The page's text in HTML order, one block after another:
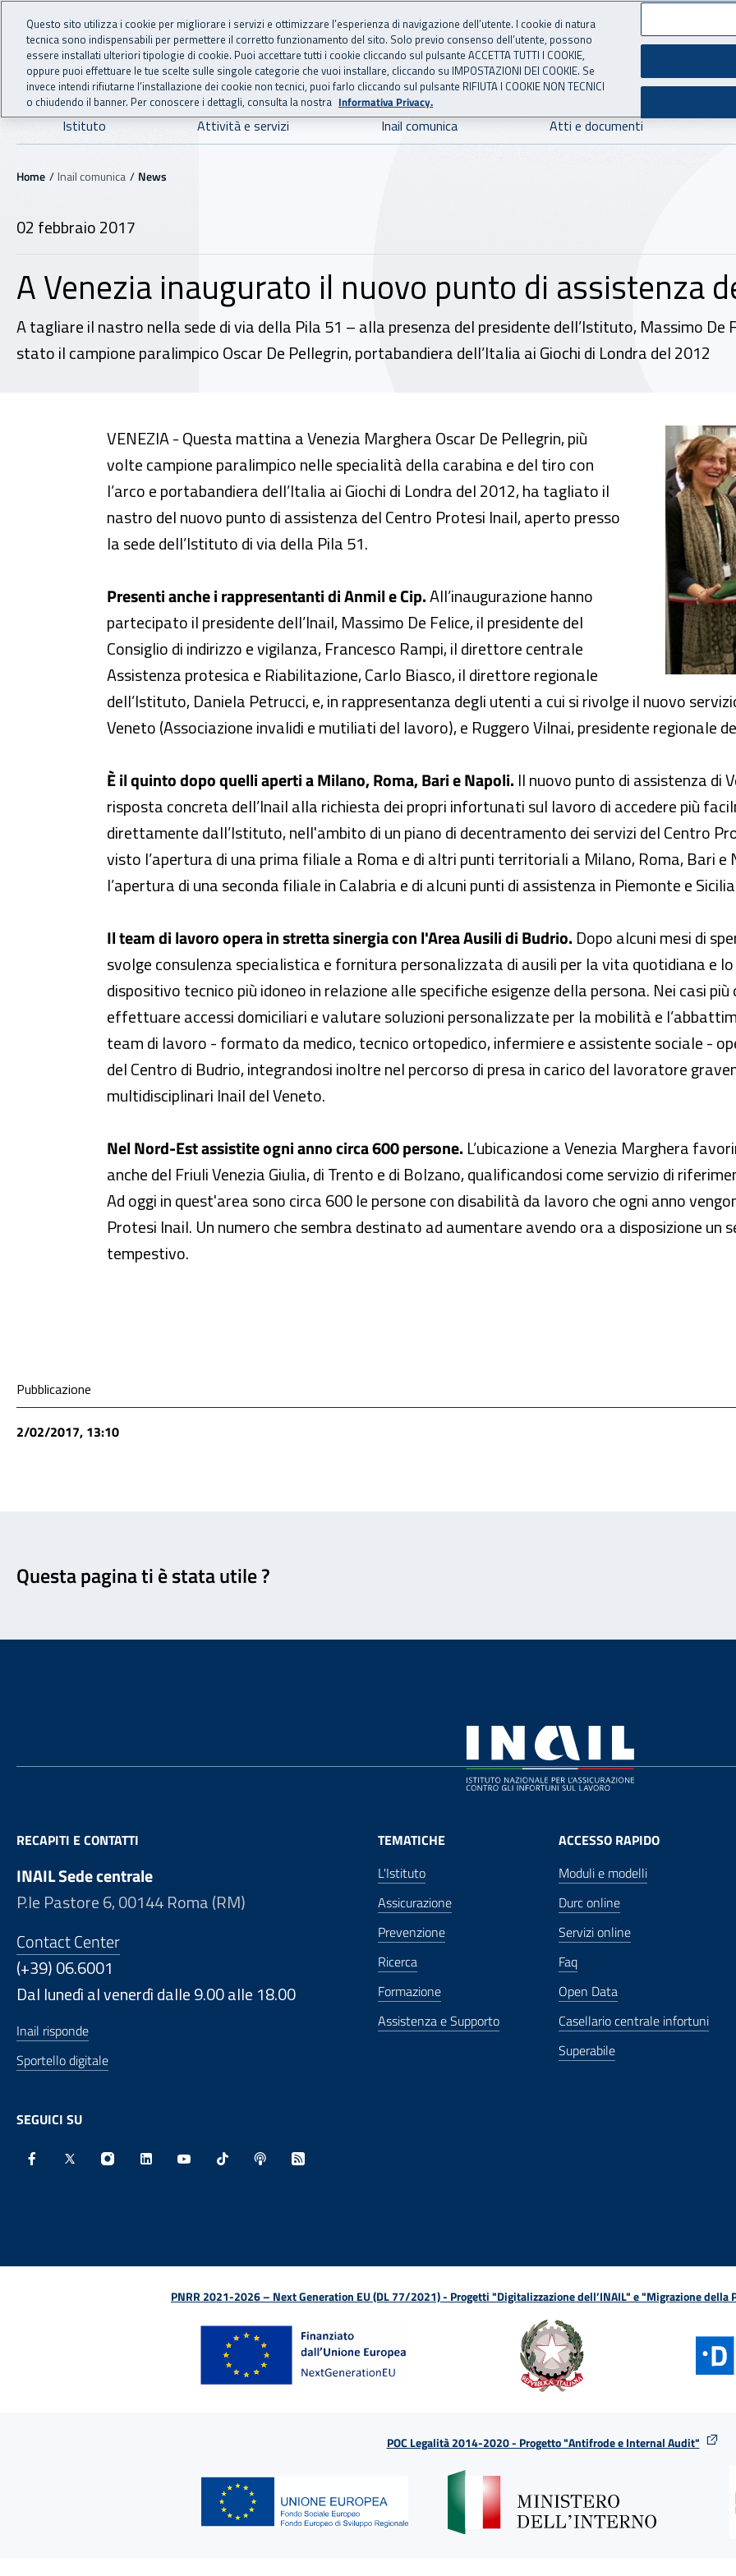
Vai al menu principale
Vai al contenuto principale
INAIL - Istituto Nazionale per l'Assicurazione
Navigazione principale
Istituto Attività e servizi Inail comunica Atti e documenti
Navigazione - Ti trovi in:
Home Inail comunica News
02 febbraio 2017
A Venezia inaugurato il nuovo punto di assistenza
A tagliare il nastro nella sede di via della Pila 51 – alla presenza del presidente dell’Istituto, Massimo De
stato il campione paralimpico Oscar De Pellegrin, portabandiera dell’Italia ai Giochi di Londra del 2012
A Venezia inaugurato il nuovo punto di assistenza del Centro Protesi Inail
VENEZIA - Questa mattina a Venezia Marghera Oscar De Pellegrin, più
volte campione paralimpico nelle specialità della carabina e del tiro con
l’arco e portabandiera dell’Italia ai Giochi di Londra del 2012, ha tagliato il
nastro del nuovo punto di assistenza del Centro Protesi Inail, aperto presso
la sede dell’Istituto di via della Pila 51.
Presenti anche i rappresentanti di Anmil e Cip.All’inaugurazione hanno
partecipato il presidente dell’Inail, Massimo De Felice, il presidente del
Consiglio di indirizzo e vigilanza, Francesco Rampi, il direttore centrale
Assistenza protesica e Riabilitazione, Carlo Biasco, il direttore regionale
dell’Istituto, Daniela Petrucci, e, in rappresentanza degli utenti a cui si rivolge il nuovo
Veneto (Associazione invalidi e mutiliati del lavoro), e Ruggero Vilnai, presidente regionale
È il quinto dopo quelli aperti a Milano, Roma, Bari e Napoli. Il nuovo punto di assistenza di
risposta concreta dell’Inail alla richiesta dei propri infortunati sul lavoro di accedere più
direttamente dall’Istituto, nell'ambito di un piano di decentramento dei servizi del Centro
visto l’apertura di una prima filiale a Roma e di altri punti territoriali a Milano, Roma, Bari e
l’apertura di una seconda filiale in Calabria e di alcuni punti di assistenza in Piemonte e
Il team di lavoro opera in stretta sinergia con l'Area Ausili di Budrio. Dopo alcuni mesi di
svolge consulenza specialistica e fornitura personalizzata di ausili per la vita quotidiana e
dispositivo tecnico più idoneo in relazione alle specifiche esigenze della persona. Nei casi
effettuare accessi domiciliari e valutare soluzioni personalizzate per la mobilità e
team di lavoro - formato da medico, tecnico ortopedico, infermiere e assistente sociale -
del Centro di Budrio, integrandosi inoltre nel percorso di presa in carico del lavoratore
multidisciplinari Inail del Veneto.
Nel Nord-Est assistite ogni anno circa 600 persone. L’ubicazione a Venezia Marghera
anche del Friuli Venezia Giulia, di Trento e di Bolzano, qualificandosi come servizio di
Ad oggi in quest'area sono circa 600 le persone con disabilità da lavoro che ogni anno
Protesi Inail. Un numero che sembra destinato ad aumentare avendo ora a disposizione un
tempestivo.
Condivisione social
Pubblicazione
2/02/2017, 13:10
Questa pagina ti è stata utile ?
RECAPITI E CONTATTI
INAIL Sede centrale
P.le Pastore 6, 00144 Roma (RM)
Contact Center
(+39) 06.6001
Dal lunedì al venerdì dalle 9.00 alle 18.00
Inail risponde
Sportello digitale
SEGUICI SU
TEMATICHE
L'Istituto
Assicurazione
Prevenzione
Ricerca
Formazione
Assistenza e Supporto
ACCESSO RAPIDO
Moduli e modelli
Durc online
Servizi online
Faq
Open Data
Casellario centrale infortuni
Superabile
PNRR 2021-2026 – Next Generation EU (DL 77/2021) - Progetti "Digitalizzazione dell’INAIL" e "Migrazione della
POC Legalità 2014-2020 - Progetto "Antifrode e Internal Audit"
Questo sito utilizza i cookie per migliorare i servizi e ottimizzare l’esperienza di navigazione dell’utente. I cookie di natura
tecnica sono indispensabili per permettere il corretto funzionamento del sito. Solo previo consenso dell’utente, possono
essere installati ulteriori tipologie di cookie. Puoi accettare tutti i cookie cliccando sul pulsante ACCETTA TUTTI I COOKIE,
oppure puoi effettuare le tue scelte sulle singole categorie che vuoi installare, cliccando su IMPOSTAZIONI DEI COOKIE. Se
invece intendi rifiutarne l’installazione dei cookie non tecnici, puoi farlo cliccando sul pulsante RIFIUTA I COOKIE NON TECNICI
o chiudendo il banner. Per conoscere i dettagli, consulta la nostra Informativa Privacy.